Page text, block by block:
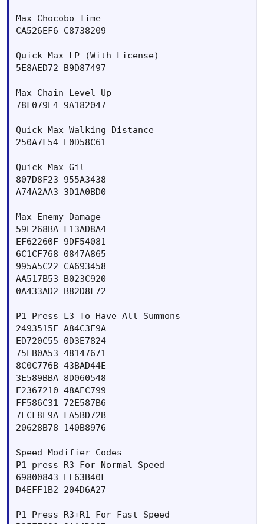
Max Chocobo Time
CA526EF6 C8738209
Quick Max LP (With License)
5E8AED72 B9D87497
Max Chain Level Up
78F079E4 9A182047
Quick Max Walking Distance
250A7F54 E0D58C61
Quick Max Gil
807D8F23 955A3438
A74A2AA3 3D1A0BD0
Max Enemy Damage
59E268BA F13AD8A4
EF62260F 9DF54081
6C1CF768 0847A865
995A5C22 CA693458
AA517B53 B023C920
0A433AD2 B82D8F72
P1 Press L3 To Have All Summons
2493515E A84C3E9A
ED720C55 0D3E7824
75EB0A53 48147671
8C0C776B 43BAD44E
3E589BBA 8D060548
E2367210 48AEC799
FF586C31 72E587B6
7ECF8E9A FA5BD72B
20628B78 140B8976
Speed Modifier Codes
P1 press R3 For Normal Speed
69800843 EE63B40F
D4EFF1B2 204D6A27
P1 Press R3+R1 For Fast Speed